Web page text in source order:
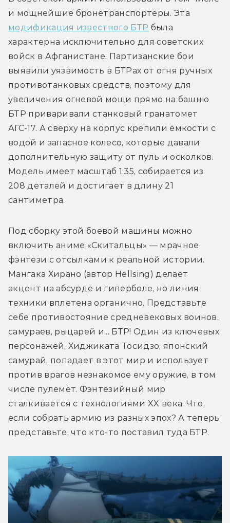
модификация известного БТР была
характерна исключительно для советских
войск в Афганистане. Партизанские бои
выявили уязвимость в БТРах от огня ручных
противотанковых средств, поэтому для
увеличения огневой мощи прямо на башню
БТР приваривали станковый гранатомет
АГС-17. А сверху на корпус крепили ёмкости с
водой и запасное колесо, которые давали
дополнительную защиту от пуль и осколков.
Модель имеет масштаб 1:35, собирается из
208 деталей и достигает в длину 21
сантиметра.
Под сборку этой боевой машины можно
включить аниме «Скитальцы» — мрачное
фэнтези с отсылками к реальной истории.
Мангака Хирано (автор Hellsing) делает
акцент на абсурде и гиперболе, но линия
техники вплетена органично. Представьте
себе противостояние средневековых воинов,
самураев, рыцарей и... БТР! Один из ключевых
персонажей, Хиджиката Тосидзо, японский
самурай, попадает в этот мир и использует
против врагов незнакомое ему оружие, в том
числе пулемёт. Фэнтезийный мир
сталкивается с технологиями XX века. Что,
если собрать армию из разных эпох? А теперь
представьте, что кто-то поставил туда БТР.